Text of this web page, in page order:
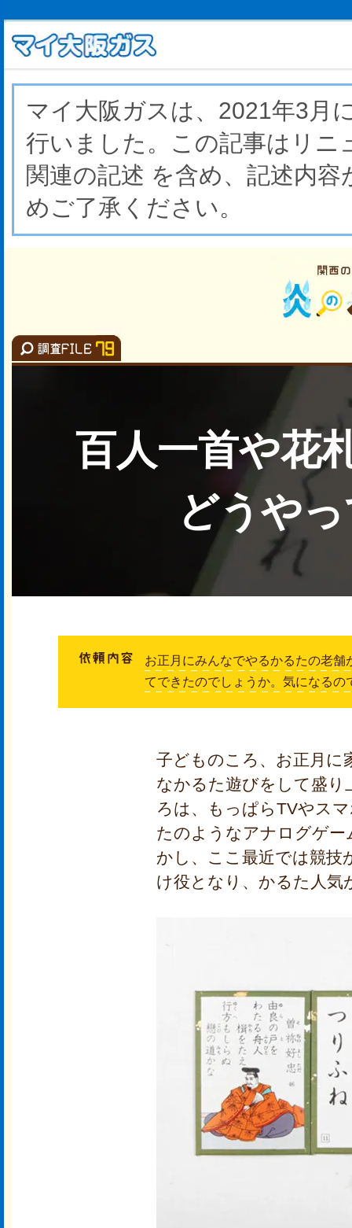
マイ大阪ガスは、2021年3月
行いました。この記事はリ
関連の記述 を含め、記述内
めご了承ください。
百人一首や花
どうや
お正月にみんなでやるかるたの老
てできたのでしょうか。気になるの
子どものころ、お正月に
なかるた遊びをして盛
ろは、もっぱらTVやス
たのようなアナログゲ
かし、ここ最近では競技
け役となり、かるた人気